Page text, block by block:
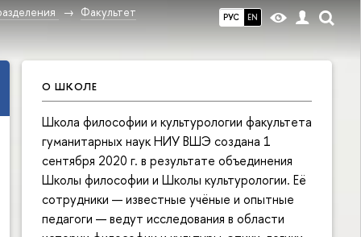
РУС EN
Факультет
О ШКОЛЕ
Школа философии и культурологии факультета
гуманитарных наук НИУ ВШЭ создана 1
сентября 2020 г. в результате объединения
Школы философии и Школы культурологии. Её
сотрудники — известные учёные и опытные
педагоги — ведут исследования в области